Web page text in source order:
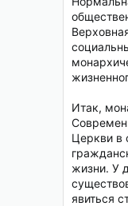
Итак,
Церкви в
жизни. У
явиться